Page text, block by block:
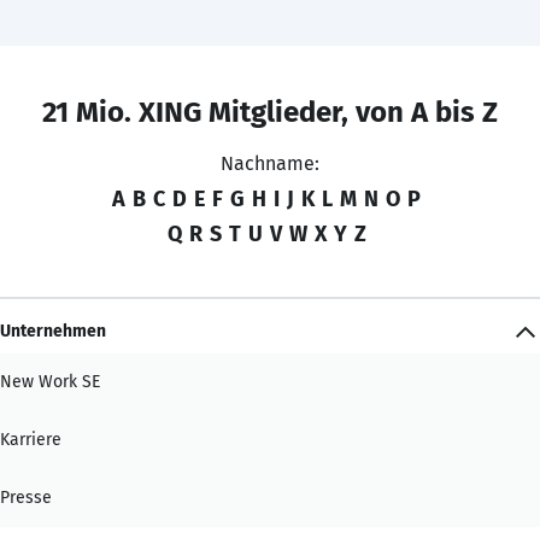
21 Mio. XING Mitglieder, von A bis Z
Nachname:
A B C D E F G H I J K L M N O P
Q R S T U V W X Y Z
Unternehmen
New Work SE
Karriere
Presse